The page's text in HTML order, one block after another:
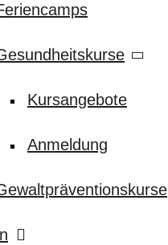
Kursangebote
Anmeldung